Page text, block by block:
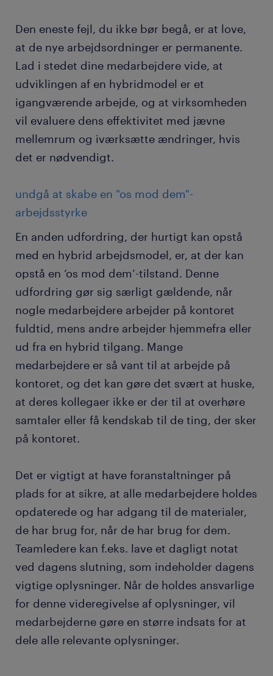
Den eneste fejl, du ikke bør begå, er at love,
at de nye arbejdsordninger er permanente.
Lad i stedet dine medarbejdere vide, at
udviklingen af en hybridmodel er et
igangværende arbejde, og at virksomheden
vil evaluere dens effektivitet med jævne
mellemrum og iværksætte ændringer, hvis
det er nødvendigt.
undgå at skabe en "os mod dem"-
arbejdsstyrke
En anden udfordring, der hurtigt kan opstå
med en hybrid arbejdsmodel, er, at der kan
opstå en ‘os mod dem’-tilstand. Denne
udfordring gør sig særligt gældende, når
nogle medarbejdere arbejder på kontoret
fuldtid, mens andre arbejder hjemmefra eller
ud fra en hybrid tilgang. Mange
medarbejdere er så vant til at arbejde på
kontoret, og det kan gøre det svært at huske,
at deres kollegaer ikke er der til at overhøre
samtaler eller få kendskab til de ting, der sker
på kontoret.
Det er vigtigt at have foranstaltninger på
plads for at sikre, at alle medarbejdere holdes
opdaterede og har adgang til de materialer,
de har brug for, når de har brug for dem.
Teamledere kan f.eks. lave et dagligt notat
ved dagens slutning, som indeholder dagens
vigtige oplysninger. Når de holdes ansvarlige
for denne videregivelse af oplysninger, vil
medarbejderne gøre en større indsats for at
dele alle relevante oplysninger.